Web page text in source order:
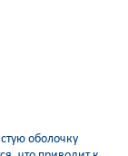
оболочку